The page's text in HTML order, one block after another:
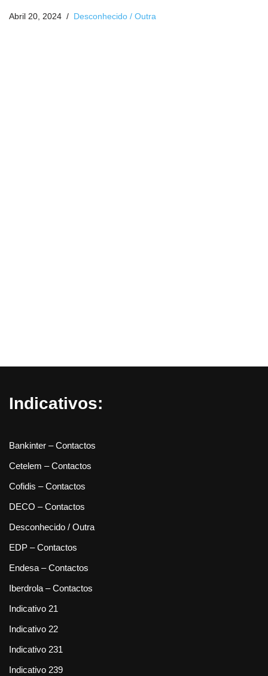
Abril 20, 2024 Desconhecido / Outra
Indicativos:
Bankinter – Contactos
Cetelem – Contactos
Cofidis – Contactos
DECO – Contactos
Desconhecido / Outra
EDP – Contactos
Endesa – Contactos
Iberdrola – Contactos
Indicativo 21
Indicativo 22
Indicativo 231
Indicativo 239